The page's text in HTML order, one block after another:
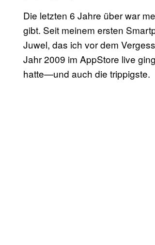
Die letzten 6 Jahre über war
gibt. Seit meinem ersten
Juwel, das ich vor dem
Jahr 2009 im AppStore live
hatte—und auch die trippigste.